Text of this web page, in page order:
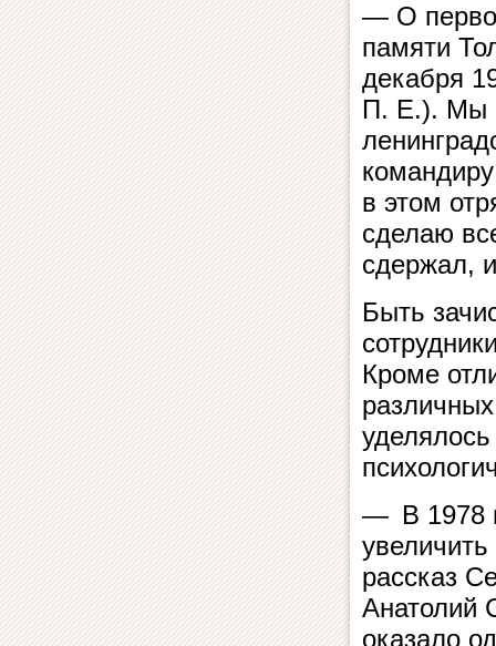
— О
памяти
декабря
П. Е.). Мы
в этом
сделаю
сдержал,
Быть
Кроме
— В 1978
рассказ
Анатолий
оказало